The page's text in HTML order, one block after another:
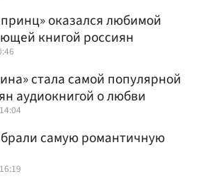
оказался любимой
книгой россиян
стала самой популярной
аудиокнигой о любви
самую романтичную